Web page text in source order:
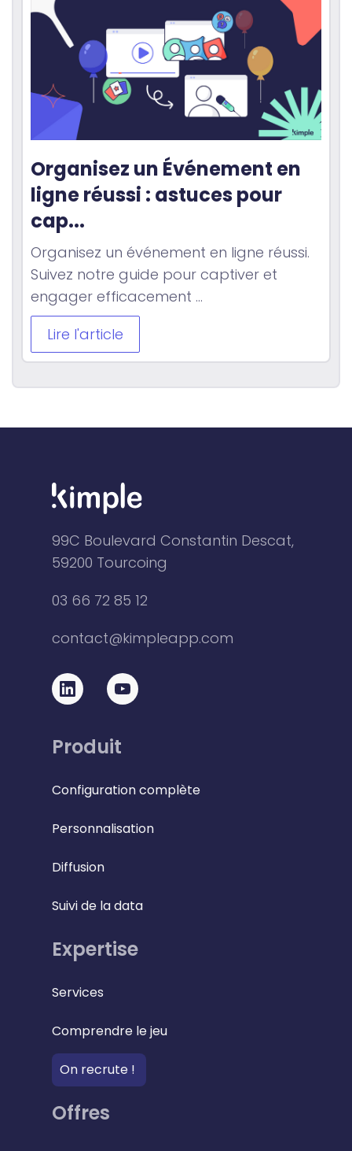
Organisez un Événement en
ligne réussi : astuces pour
cap...
Organisez un événement en ligne réussi.
Suivez notre guide pour captiver et
engager efficacement ...
Lire l'article
99C Boulevard Constantin Descat,
59200 Tourcoing
03 66 72 85 12
contact@kimpleapp.com
Produit
Configuration complète
Personnalisation
Diffusion
Suivi de la data
Expertise
Services
Comprendre le jeu
On recrute !
Offres